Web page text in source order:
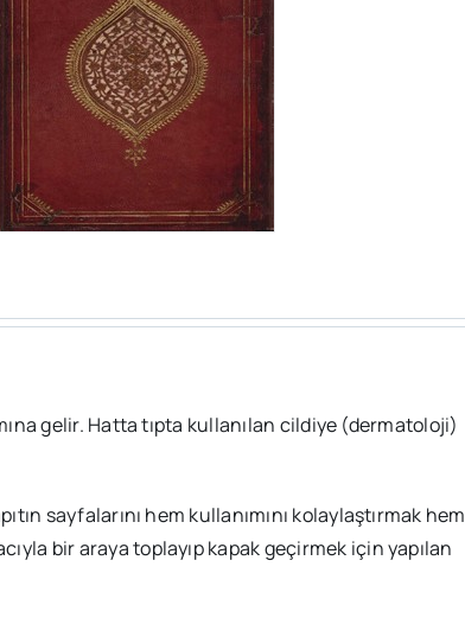
gelir. Hatta tıpta kullanılan cildiye (dermatoloji)
sayfalarını hem kullanımını kolaylaştırmak hem
bir araya toplayıp kapak geçirmek için yapılan